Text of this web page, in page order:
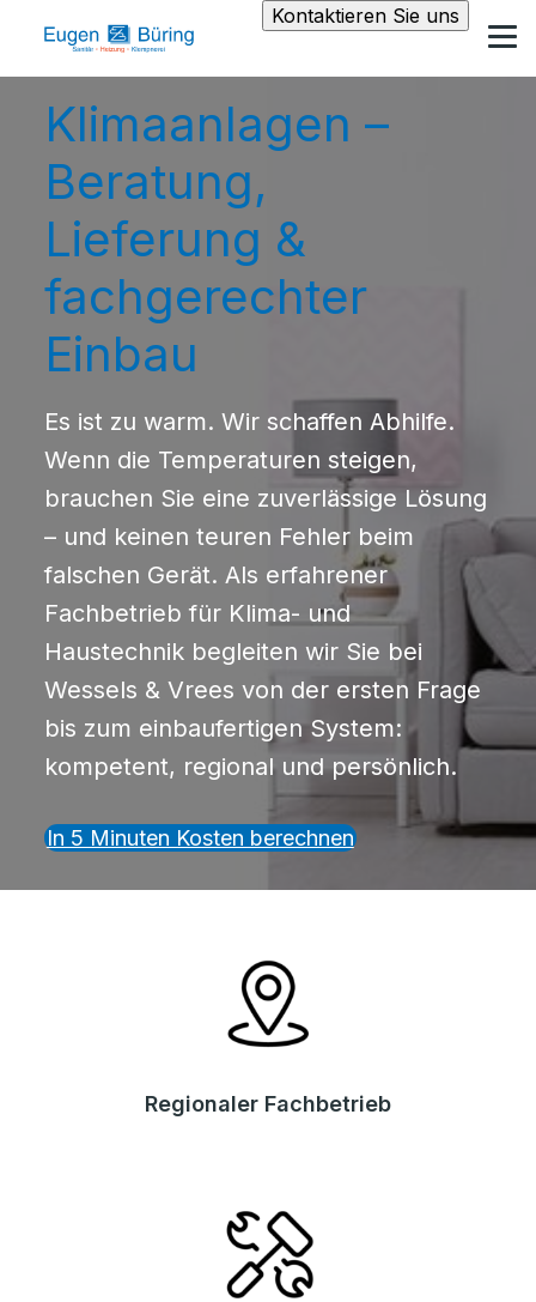
Kontaktieren Sie uns
Klimaanlagen –
Beratung,
Lieferung &
fachgerechter
Einbau
Es ist zu warm. Wir schaffen Abhilfe.
Wenn die Temperaturen steigen,
brauchen Sie eine zuverlässige Lösung
– und keinen teuren Fehler beim
falschen Gerät. Als erfahrener
Fachbetrieb für Klima- und
Haustechnik begleiten wir Sie bei
Wessels & Vrees von der ersten Frage
bis zum einbaufertigen System:
kompetent, regional und persönlich.
In 5 Minuten Kosten berechnen
Regionaler Fachbetrieb